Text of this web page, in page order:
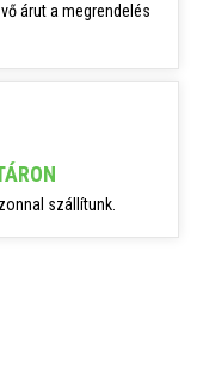
árut a megrendelés
szállítunk.